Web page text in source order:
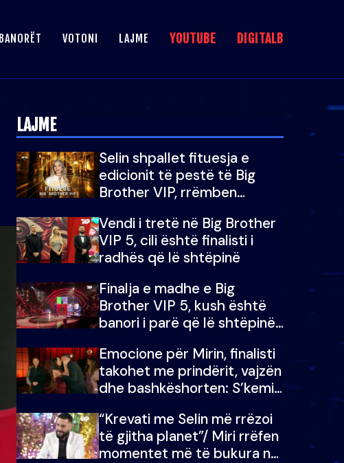
BANORËT VOTONI LAJME YOUTUBE DIGITALB
LAJME
Selin shpallet fituesja e
edicionit të pestë të Big
Brother VIP, rrëmben
mijë eurosh
Vendi i tretë në Big Brother
VIP 5, cili është finalisti i
radhës që lë shtëpinë
Finalja e madhe e Big
Brother VIP 5, kush është
banori i parë që lë shtëpinë
fituar çmimin e madh
Emocione për Mirin, finalisti
takohet me prindërit, vajzën
dhe bashkëshorten: S’kemi
“Krevati me Selin më rrëzoi
të gjitha planet”/ Miri rrëfen
momentet më të bukura në